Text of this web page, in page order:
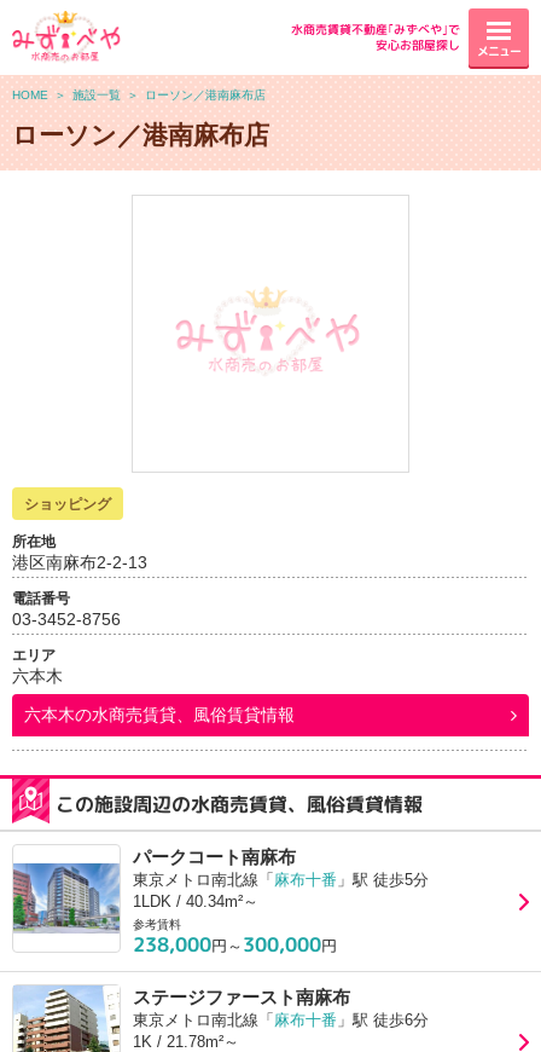
水商売賃貸不動産｢みずべや｣で
安心お部屋探し
メニュー
HOME ＞ 施設一覧 ＞ ローソン／港南麻布店
ローソン／港南麻布店
ショッピング
所在地
港区南麻布2-2-13
電話番号
03-3452-8756
エリア
六本木
六本木の水商売賃貸、風俗賃貸情報
この施設周辺の水商売賃貸、風俗賃貸情報
パークコート南麻布
東京メトロ南北線「 麻布十番 」駅 徒歩5分
1LDK / 40.34m²～
参考賃料
238,000円～ 300,000円
ステージファースト南麻布
東京メトロ南北線「 麻布十番 」駅 徒歩6分
1K / 21.78m²～